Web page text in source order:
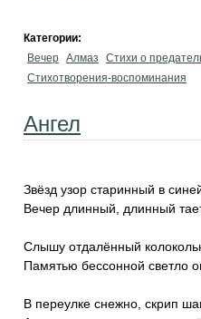
Категории:
Вечер Алмаз Стихи о
Стихотворения-воспоминания
Ангел
Звёзд узор старинный в
Вечер длинный, длинный
Слышу отдалённый
Памятью бессонной светло
В переулке снежно, скрип